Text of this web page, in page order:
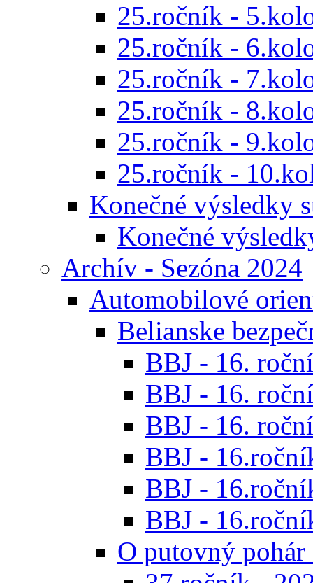
25.ročník -
25.ročník -
25.ročník -
25.ročník -
25.ročník -
25.ročník -
Konečné výsledky
Konečné
Archív - Sezóna 2024
Automobilové
Belianske
BBJ - 16.
BBJ - 16.
BBJ - 16.
BBJ -
BBJ -
BBJ -
O putovný